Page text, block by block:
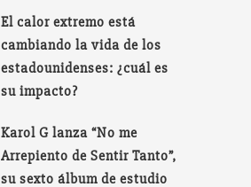
El calor extremo está
cambiando la vida de los
estadounidenses: ¿cuál es
su impacto?
Karol G lanza “No me
Arrepiento de Sentir Tanto”,
su sexto álbum de estudio